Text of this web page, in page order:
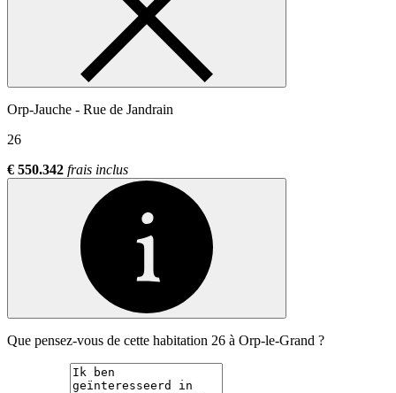
Orp-Jauche - Rue de Jandrain
26
€ 550.342 frais inclus
Que pensez-vous de cette habitation 26 à Orp-le-Grand ?